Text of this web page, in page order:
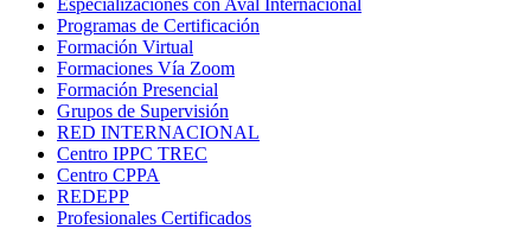
Programas de Certificación
Formación Virtual
Formaciones Vía Zoom
Formación Presencial
Grupos de Supervisión
RED INTERNACIONAL
Centro IPPC TREC
Centro CPPA
REDEPP
Profesionales Certificados